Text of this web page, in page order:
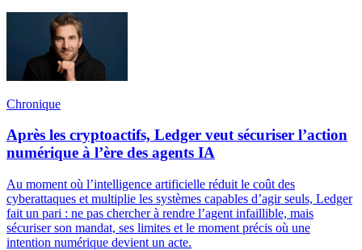
Chronique
Après les cryptoactifs, Ledger veut sécuriser l’action
numérique à l’ère des agents IA
Au moment où l’intelligence artificielle réduit le coût des
cyberattaques et multiplie les systèmes capables d’agir seuls, Ledger
fait un pari : ne pas chercher à rendre l’agent infaillible, mais
sécuriser son mandat, ses limites et le moment précis où une
intention numérique devient un acte.